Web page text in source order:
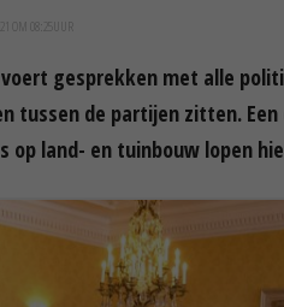
OM 08:25
gesprekken met alle
tussen de partijen zitten.
op land- en tuinbouw lopen